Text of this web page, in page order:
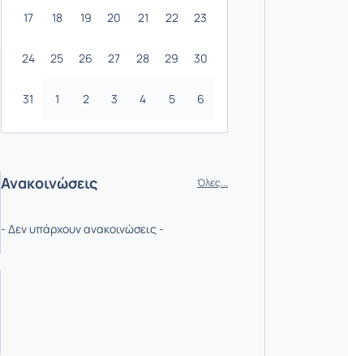
17 18 19 20 21 22 23
24 25 26 27 28 29 30
31 1 2 3 4 5 6
Ανακοινώσεις Όλες...
- Δεν υπάρχουν ανακοινώσεις -